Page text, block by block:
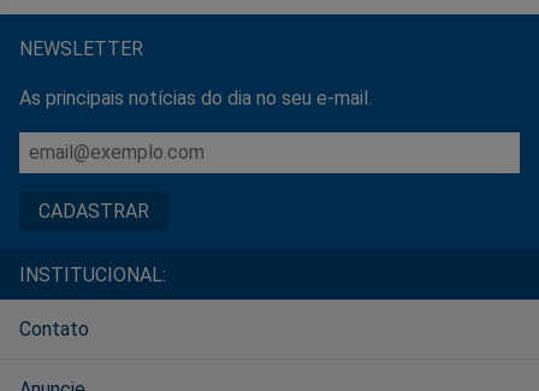
NEWSLETTER
As principais notícias do dia no seu e-mail.
INSTITUCIONAL:
Contato